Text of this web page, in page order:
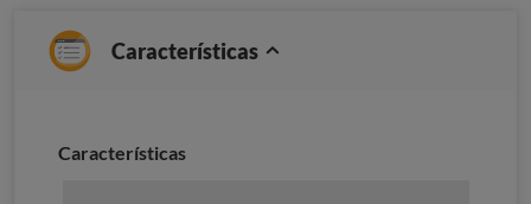
Características
Caracterí­sticas